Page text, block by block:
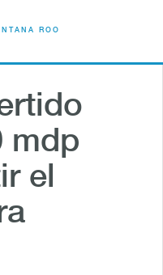
ROO
mdp
el